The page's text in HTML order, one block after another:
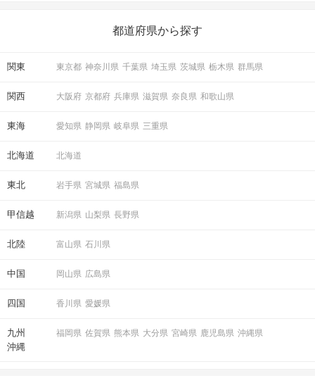
の楽しいことアイデアを集めました♪ いままさに楽しいことを探し
都道府県から探す
関東 東京都 神奈川県 千葉県 埼玉県 茨城県 栃木県 群馬県
関西 大阪府 京都府 兵庫県 滋賀県 奈良県 和歌山県
東海 愛知県 静岡県 岐阜県 三重県
北海道 北海道
東北 岩手県 宮城県 福島県
甲信越 新潟県 山梨県 長野県
北陸 富山県 石川県
中国 岡山県 広島県
四国 香川県 愛媛県
九州
沖縄
福岡県 佐賀県 熊本県 大分県 宮崎県 鹿児島県 沖縄県